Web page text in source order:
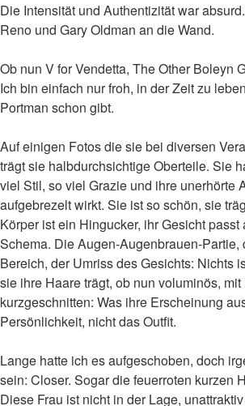
Die Intensität und Authentizität war
Reno und Gary Oldman an die Wand.
Ob nun V for Vendetta, The Other Boleyn
Ich bin einfach nur froh, in der Zeit zu
Portman schon gibt.
Auf einigen Fotos die sie bei diversen
trägt sie halbdurchsichtige Oberteile. Sie
viel Stil, so viel Grazie und ihre unerhörte
aufgebrezelt wirkt. Sie ist so schön, sie
Körper ist ein Hingucker, ihr Gesicht passt
Schema. Die Augen-Augenbrauen-Partie,
Bereich, der Umriss des Gesichts: Nichts
sie ihre Haare trägt, ob nun voluminös,
kurzgeschnitten: Was ihre Erscheinung
Persönlichkeit, nicht das Outfit.
Lange hatte ich es aufgeschoben, doch
sein: Closer. Sogar die feuerroten kurzen
Diese Frau ist nicht in der Lage,